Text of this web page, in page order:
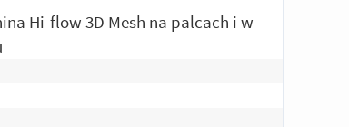
Hi-flow 3D Mesh na palcach i w